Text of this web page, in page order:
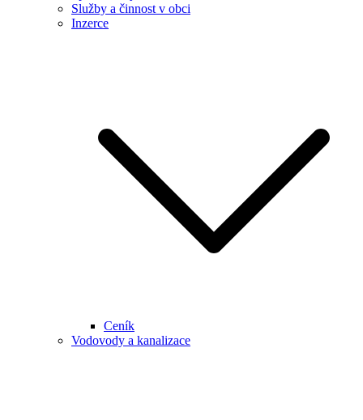
Služby a činnost v obci
Inzerce
Ceník
Vodovody a kanalizace